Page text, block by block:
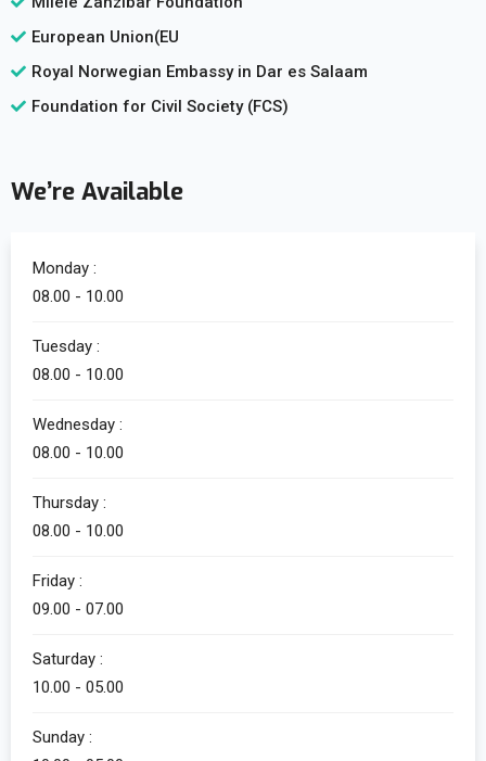
European Union(EU
Royal Norwegian Embassy in Dar es Salaam
Foundation for Civil Society (FCS)
We’re Available
Monday :
08.00 - 10.00
Tuesday :
08.00 - 10.00
Wednesday :
08.00 - 10.00
Thursday :
08.00 - 10.00
Friday :
09.00 - 07.00
Saturday :
10.00 - 05.00
Sunday :